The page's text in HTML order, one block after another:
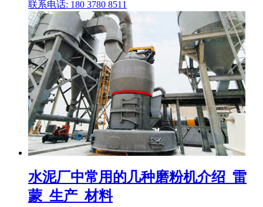
联系电话: 180 3780 8511
水泥厂中常用的几种磨粉机介绍_雷
蒙_生产_材料